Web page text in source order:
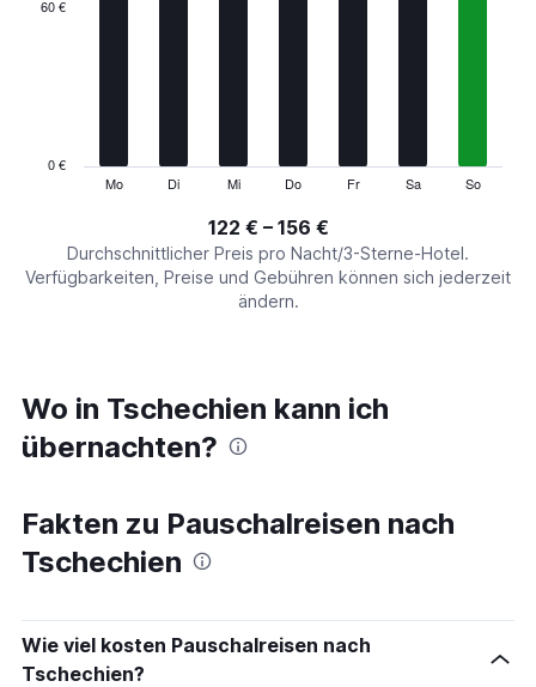
values.
Range:
Mo Di Mi Do Fr Sa So
0 €
60 €
122 € – 156 €
Durchschnittlicher Preis pro Nacht/3-Sterne-Hotel.
Verfügbarkeiten, Preise und Gebühren können sich jederzeit
ändern.
Wo in Tschechien kann ich
übernachten?
Fakten zu Pauschalreisen nach
Tschechien
Wie viel kosten Pauschalreisen nach
Tschechien?